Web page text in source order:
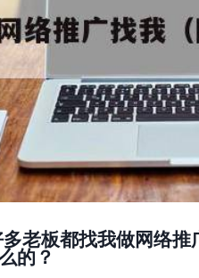
老板都找我做网络
的？